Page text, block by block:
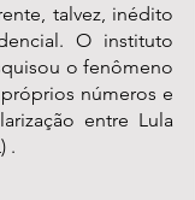
talvez, inédito
O instituto
o fenômeno
números e
entre Lula
.